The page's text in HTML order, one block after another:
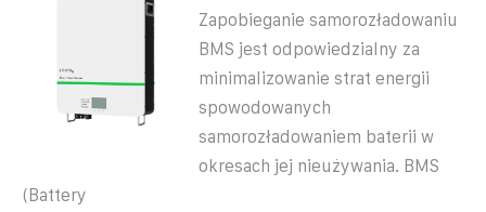
Zapobieganie samorozładowaniu
BMS jest odpowiedzialny za
minimalizowanie strat energii
spowodowanych
samorozładowaniem baterii w
okresach jej nieużywania. BMS
(Battery